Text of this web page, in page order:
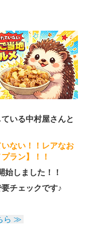
いる中村屋さんと
いない！！レアなお
ラン】！！
始しました！！
チェックです♪
ら ≫